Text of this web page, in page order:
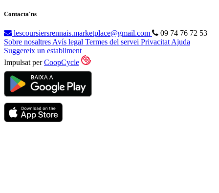
Contacta'ns
lescoursiersrennais.marketplace@gmail.com
09 74 76 72 53
Sobre nosaltres Avís legal Termes del servei Privacitat Ajuda
Suggereix un establiment
Impulsat perCoopCycle